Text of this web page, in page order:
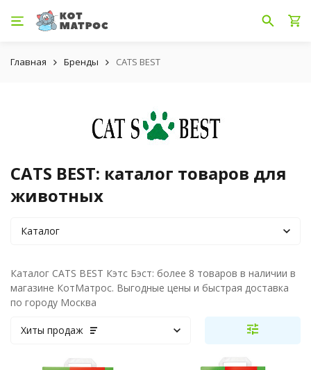
Главная Бренды CATS BEST
CATS BEST: каталог товаров для
животных
Каталог
Каталог CATS BEST Кэтс Бэст: более 8 товаров в наличии в
магазине КотМатрос. Выгодные цены и быстрая доставка
по городу Москва
Хиты продаж